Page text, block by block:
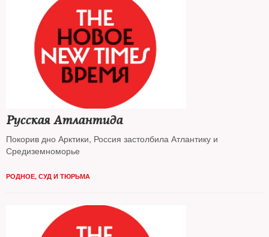
Русская Атлантида
Покорив дно Арктики, Россия застолбила Атлантику и
Средиземноморье
РОДНОЕ, СУД И ТЮРЬМА